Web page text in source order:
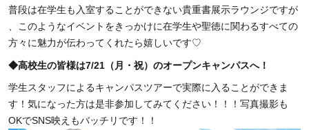
普段は在学生も入室することができない貴重書展示ラウンジですが
このようなイベントをきっかけに在学生や聖徳に関わるすべての
方々に魅力が伝わってくれたら嬉しいです♡
◆高校生の皆様は7/21（月・祝）のオープンキャンパスへ！
学生スタッフによるキャンパスツアーで実際に入ることができま
す！気になった方は是非参加してみてください！！
！写真撮影も
OKでSNS映えもバッチリです！！